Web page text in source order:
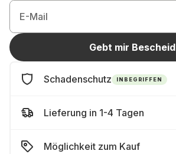
E-Mail
Gebt mir Bescheid
Schadenschutz INBEGRIFFEN
Lieferung in 1-4 Tagen
Möglichkeit zum Kauf